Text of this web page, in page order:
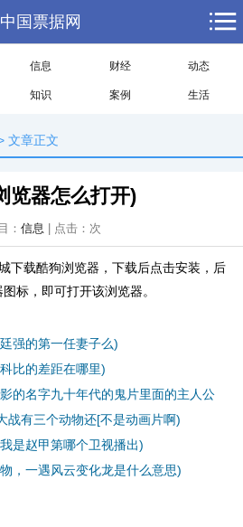
中国票据网
信息 财经 动态
知识 案例 生活
文章正文
览器怎么打开)
： 信息 | 点击： 次
下载酷狗浏览器，下载后点击安装，后
标，即可打开该浏览器。
强的第一任妻子么)
比的差距在哪里)
的名字九十年代的鬼片里面的主人公
战有三个动物还[不是动画片啊)
是赵甲第哪个卫视播出)
，一遇风云变化龙是什么意思)